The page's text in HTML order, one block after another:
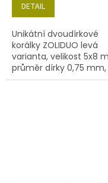
DETAIL
Unikátní dvoudírkové
korálky ZOLIDUO levá
varianta, velikost 5x8
průměr dírky 0,75 mm,
obsah balení 20 ks